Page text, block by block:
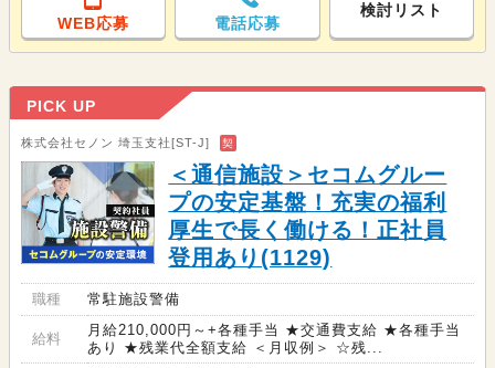
WEB応募 電話応募
検討リスト
PICK UP
株式会社セノン 埼玉支社[ST-J] 契
＜通信施設＞セコムグルー
プの安定基盤！充実の福利
厚生で長く働ける！正社員
登用あり(1129)
職種 常駐施設警備
給料
月給210,000円～+各種手当 ★交通費支給 ★各種手当
あり ★残業代全額支給 ＜月収例＞ ☆残...